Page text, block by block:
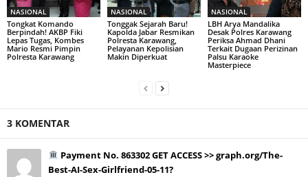
NASIONAL
Tongkat Komando
Berpindah! AKBP Fiki
Lepas Tugas, Kombes
Mario Resmi Pimpin
Polresta Karawang
NASIONAL
Tonggak Sejarah Baru!
Kapolda Jabar Resmikan
Polresta Karawang,
Pelayanan Kepolisian
Makin Diperkuat
NASIONAL
LBH Arya Mandalika
Desak Polres Karawang
Periksa Ahmad Dhani
Terkait Dugaan Perizinan
Palsu Karaoke
Masterpiece
3 KOMENTAR
Payment No. 863302 GET ACCESS >> graph.org/The-
Best-AI-Sex-Girlfriend-05-11?